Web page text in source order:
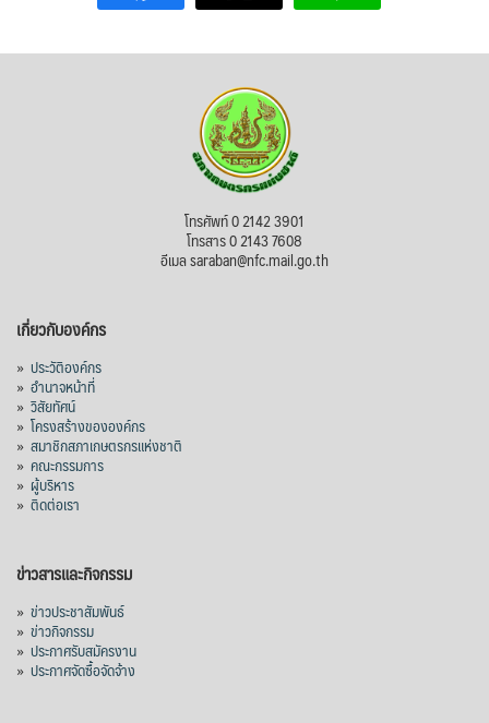
โทรศัพท์ 0 2142 3901
โทรสาร 0 2143 7608
อีเมล saraban@nfc.mail.go.th
เกี่ยวกับองค์กร
» ประวัติองค์กร
» อำนาจหน้าที่
» วิสัยทัศน์
» โครงสร้างขององค์กร
» สมาชิกสภาเกษตรกรแห่งชาติ
» คณะกรรมการ
» ผู้บริหาร
» ติดต่อเรา
ข่าวสารและกิจกรรม
» ข่าวประชาสัมพันธ์
» ข่าวกิจกรรม
» ประกาศรับสมัครงาน
» ประกาศจัดซื้อจัดจ้าง